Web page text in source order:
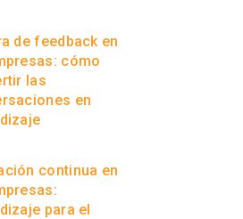
de feedback en
cómo
las
en
continua en
para el